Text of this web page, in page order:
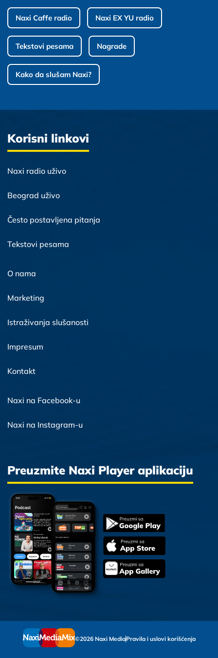
Naxi Caffe radio Naxi EX YU radio
Tekstovi pesama Nagrade
Kako da slušam Naxi?
Korisni linkovi
Naxi radio uživo
Beograd uživo
Često postavljena pitanja
Tekstovi pesama
O nama
Marketing
Istraživanja slušanosti
Impresum
Kontakt
Naxi na Facebook-u
Naxi na Instagram-u
Preuzmite Naxi Player aplikaciju
©2026 Naxi MediaPravila i uslovi korišćenja